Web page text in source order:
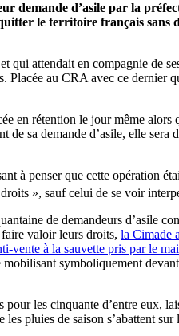
demande d’asile par la
le territoire français
attendait en compagnie de
au CRA avec ce dernier
en rétention le jour même alors
sa demande d’asile, elle
à penser que cette opération
», sauf celui de se voir
de demandeurs d’asile
valoir leurs droits, la Cimade
vente à la sauvette pris par le
mobilisant symboliquement
les cinquante d’entre eux,
pluies de saison s’abattent sur